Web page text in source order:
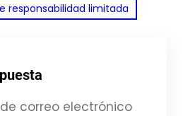
responsabilidad limitada
correo electrónico